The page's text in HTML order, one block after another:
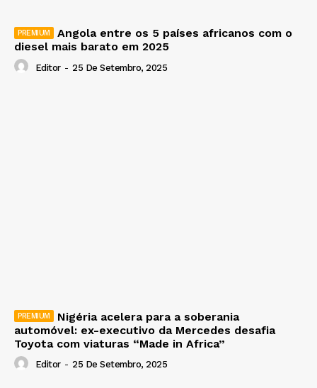
Angola entre os 5 países africanos com o
diesel mais barato em 2025
Editor - 25 De Setembro, 2025
Nigéria acelera para a soberania
automóvel: ex-executivo da Mercedes desafia
Toyota com viaturas “Made in Africa”
Editor - 25 De Setembro, 2025